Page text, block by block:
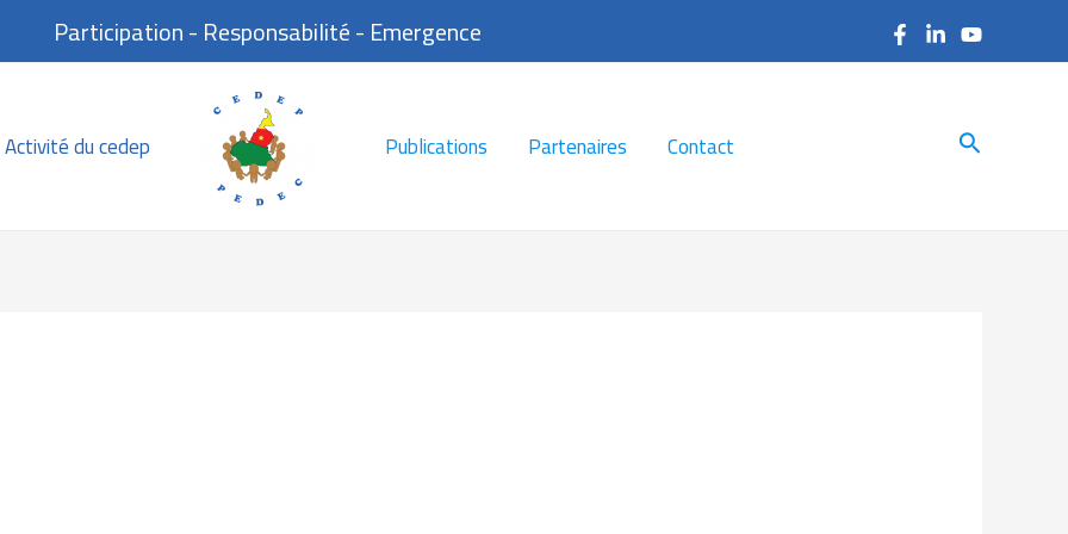
Participation - Responsabilité - Emergence
Activité du cedep Publications Partenaires Contact Search